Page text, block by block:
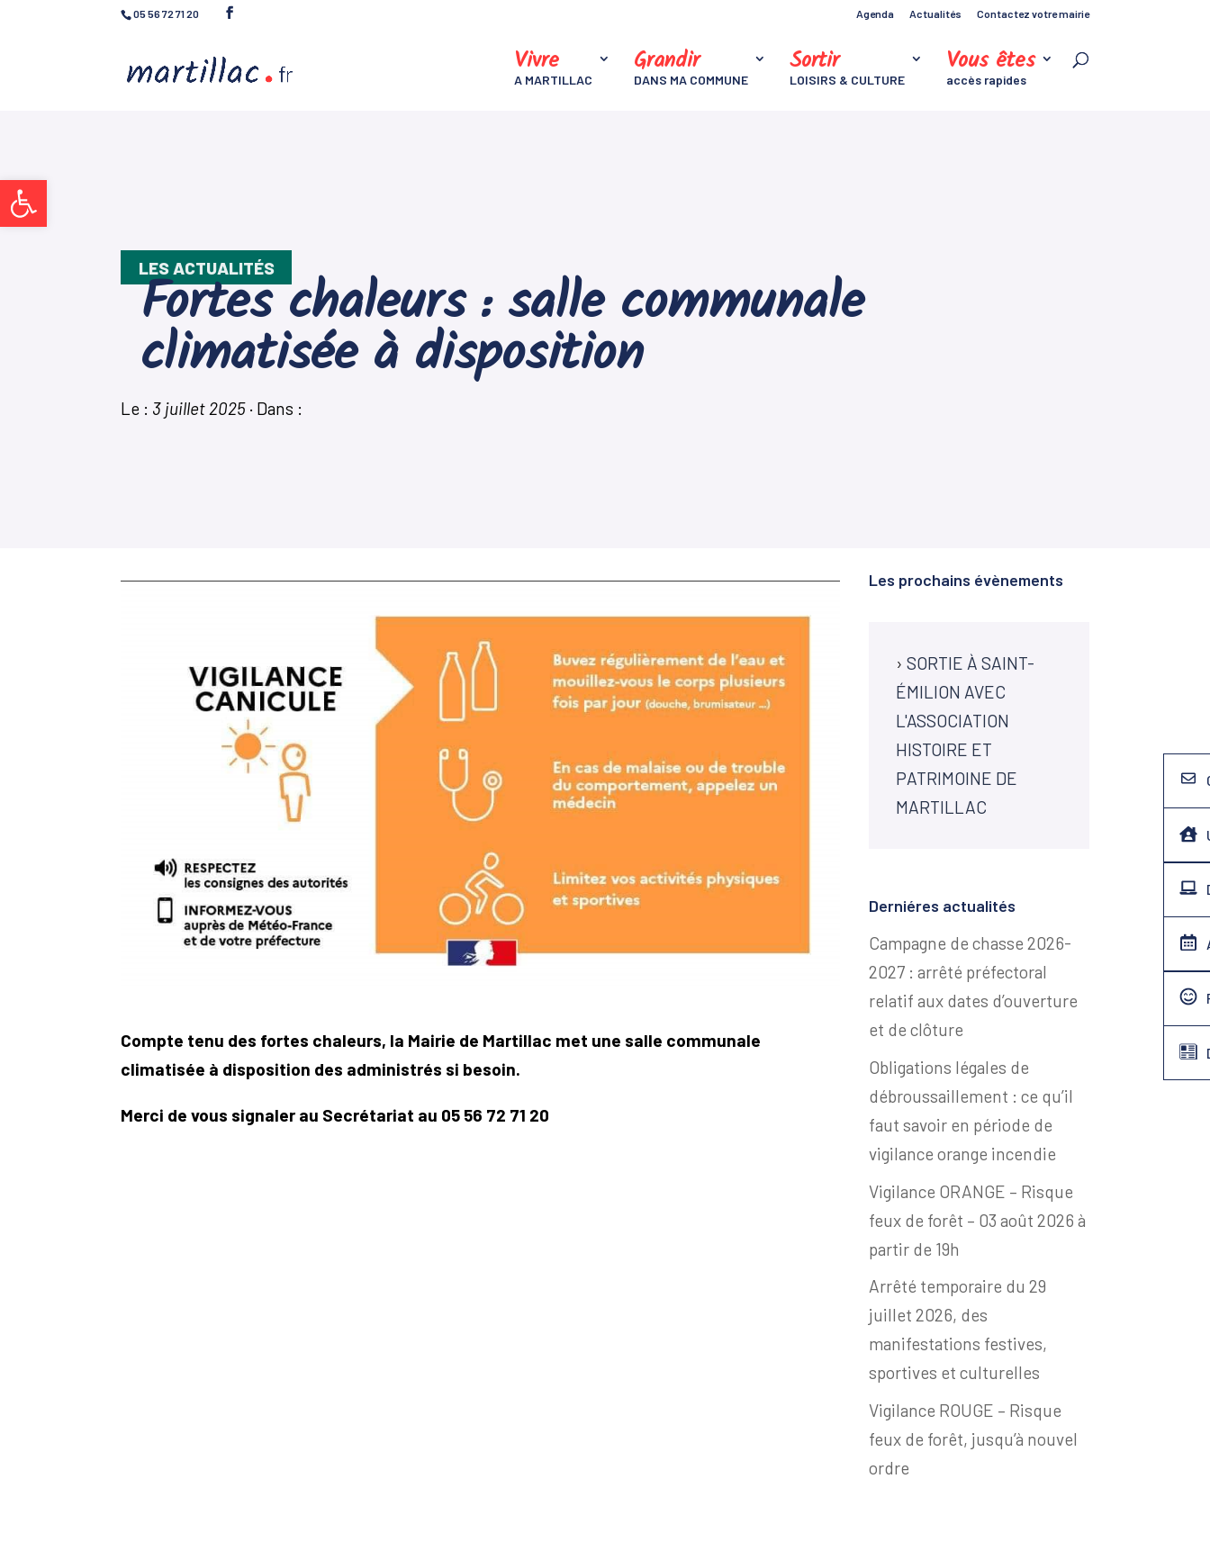
Ouvrir la barre d’outils
05 56 72 71 20 Agenda Actualités Contactez votre mairie
Vivre
A MARTILLAC
Grandir
DANS MA COMMUNE
Sortir
LOISIRS & CULTURE
Vous êtes
accès rapides
LES ACTUALITÉS
Fortes chaleurs : salle communale
climatisée à disposition
Le : 3 juillet 2025 · Dans :
Compte tenu des fortes chaleurs, la Mairie de Martillac met une salle communale
climatisée à disposition des administrés si besoin.
Merci de vous signaler au Secrétariat au 05 56 72 71 20
Les prochains évènements
› SORTIE À SAINT-
ÉMILION AVEC
L'ASSOCIATION
HISTOIRE ET
PATRIMOINE DE
MARTILLAC
Derniéres actualités
Campagne de chasse 2026-
2027 : arrêté préfectoral
relatif aux dates d’ouverture
et de clôture
Obligations légales de
débroussaillement : ce qu’il
faut savoir en période de
vigilance orange incendie
Vigilance ORANGE – Risque
feux de forêt – 03 août 2026 à
partir de 19h
Arrêté temporaire du 29
juillet 2026, des
manifestations festives,
sportives et culturelles
Vigilance ROUGE – Risque
feux de forêt, jusqu’à nouvel
ordre